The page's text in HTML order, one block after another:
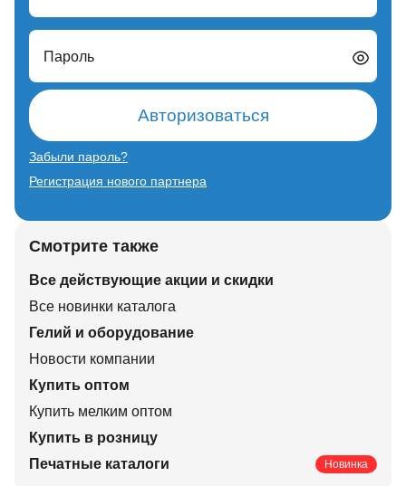
Пароль
Авторизоваться
Забыли пароль?
Регистрация нового партнера
Смотрите также
Все действующие акции и скидки
Все новинки каталога
Гелий и оборудование
Новости компании
Купить оптом
Купить мелким оптом
Купить в розницу
Печатные каталоги
Новинка